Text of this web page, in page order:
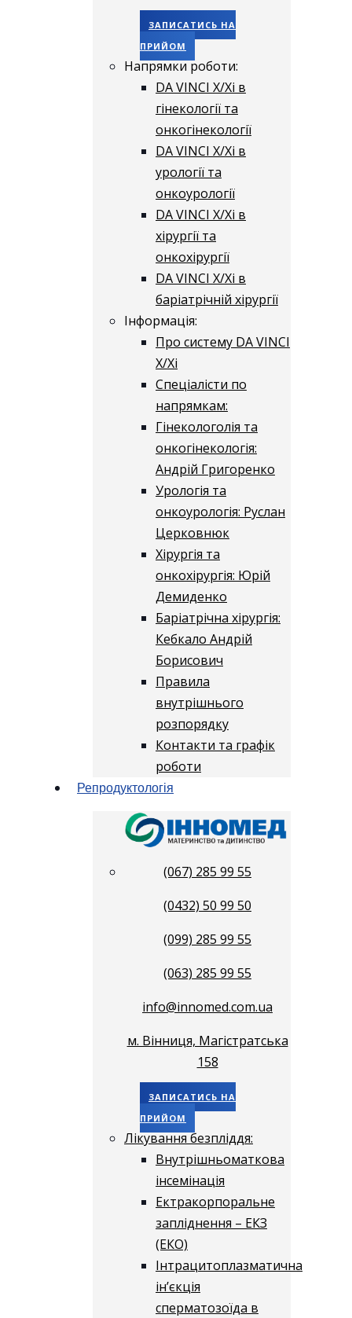
ЗАПИСАТИСЬ НА
ПРИЙОМ
Напрямки роботи:
DA VINCI X/Xі в
гінекології та
онкогінекології
DA VINCI X/Xі в
урології та
онкоурології
DA VINCI X/Xі в
хірургії та
онкохірургії
DA VINCI X/Xі в
баріатрічній хірургії
Інформація:
Про систему DA VINCI
X/Xі
Спеціалісти по
напрямкам:
Гінекологолія та
онкогінекологія:
Андрій Григоренко
Урологія та
онкоурологія: Руслан
Церковнюк
Хірургія та
онкохірургія: Юрій
Демиденко
Баріатрічна хірургія:
Кебкало Андрій
Борисович
Правила
внутрішнього
розпорядку
Контакти та графік
роботи
Репродуктологія
(067) 285 99 55
(0432) 50 99 50
(099) 285 99 55
(063) 285 99 55
info@innomed.com.ua
м. Вінниця, Магістратська
158
ЗАПИСАТИСЬ НА
ПРИЙОМ
Лікування безпліддя:
Внутрішньоматкова
інсемінація
Ектракорпоральне
запліднення – ЕКЗ
(ЕКО)
Інтрацитоплазматична
ін’єкція
сперматозоїда в